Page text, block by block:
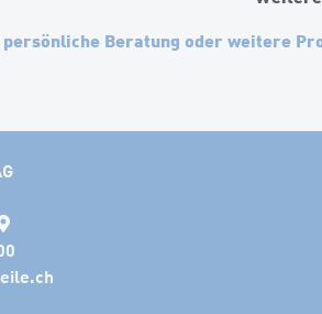
persönliche Beratung oder weitere